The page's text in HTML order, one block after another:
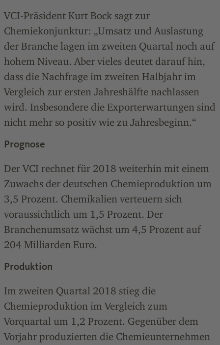
VCI-Präsident Kurt Bock sagt zur
Chemiekonjunktur: „Umsatz und Auslastung
der Branche lagen im zweiten Quartal noch auf
hohem Niveau. Aber vieles deutet darauf hin,
dass die Nachfrage im zweiten Halbjahr im
Vergleich zur ersten Jahreshälfte nachlassen
wird. Insbesondere die Exporterwartungen sind
nicht mehr so positiv wie zu Jahresbeginn.“
Prognose
Der VCI rechnet für 2018 weiterhin mit einem
Zuwachs der deutschen Chemieproduktion um
3,5 Prozent. Chemikalien verteuern sich
voraussichtlich um 1,5 Prozent. Der
Branchenumsatz wächst um 4,5 Prozent auf
204 Milliarden Euro.
Produktion
Im zweiten Quartal 2018 stieg die
Chemieproduktion im Vergleich zum
Vorquartal um 1,2 Prozent. Gegenüber dem
Vorjahr produzierten die Chemieunternehmen